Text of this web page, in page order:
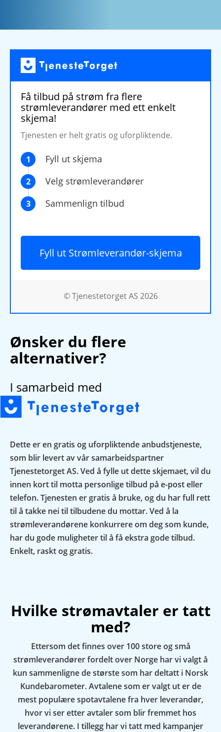
Få tilbud på strøm fra flere
strømleverandører med ett enkelt
skjema!
Tjenesten er helt gratis og uforpliktende.
1 Fyll ut skjema
2 Velg strømleverandører
3 Sammenlign tilbud
Fyll ut Strømleverandør-skjema
© Tjenestetorget AS 2026
Ønsker du flere
alternativer?
I samarbeid med
Dette er en gratis og uforpliktende anbudstjeneste,
som blir levert av vår samarbeidspartner
Tjenestetorget AS. Ved å fylle ut dette skjemaet, vil du
innen kort til motta personlige tilbud på e-post eller
telefon. Tjenesten er gratis å bruke, og du har full rett
til å takke nei til tilbudene du mottar. Ved å la
strømleverandørene konkurrere om deg som kunde,
har du gode muligheter til å få ekstra gode tilbud.
Enkelt, raskt og gratis.
Hvilke strømavtaler er tatt
med?
Ettersom det finnes over 100 store og små
strømleverandører fordelt over Norge har vi valgt å
kun sammenligne de største som har deltatt i Norsk
Kundebarometer. Avtalene som er valgt ut er de
mest populære spotavtalene fra hver leverandør,
hvor vi ser etter avtaler som blir fremmet hos
leverandørene. I tillegg har vi tatt med kampanjer